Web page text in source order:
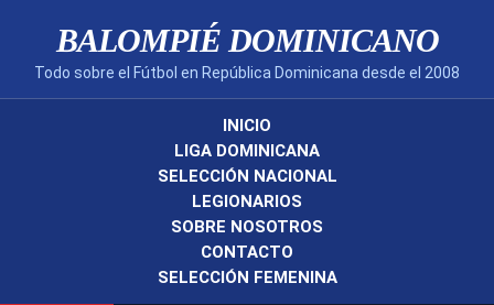
BALOMPIÉ DOMINICANO
Todo sobre el Fútbol en República Dominicana desde el 2008
INICIO
LIGA DOMINICANA
SELECCIÓN NACIONAL
LEGIONARIOS
SOBRE NOSOTROS
CONTACTO
SELECCIÓN FEMENINA